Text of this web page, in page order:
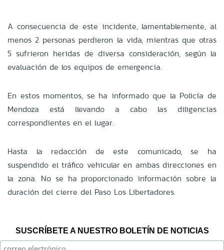
A consecuencia de este incidente, lamentablemente, al
menos 2 personas perdieron la vida, mientras que otras
5 sufrieron heridas de diversa consideración, según la
evaluación de los equipos de emergencia.
En estos momentos, se ha informado que la Policía de
Mendoza está llevando a cabo las diligencias
correspondientes en el lugar.
Hasta la redacción de este comunicado, se ha
suspendido el tráfico vehicular en ambas direcciones en
la zona. No se ha proporcionado información sobre la
duración del cierre del Paso Los Libertadores.
SUSCRÍBETE A NUESTRO BOLETÍN DE NOTICIAS